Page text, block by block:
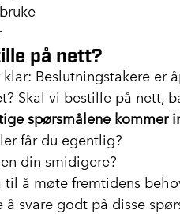
på nett?
klar: Beslutningstakere er
Skal vi bestille på nett,
spørsmålene kommer
får du egentlig?
din smidigere?
å møte fremtidens
å svare godt på disse